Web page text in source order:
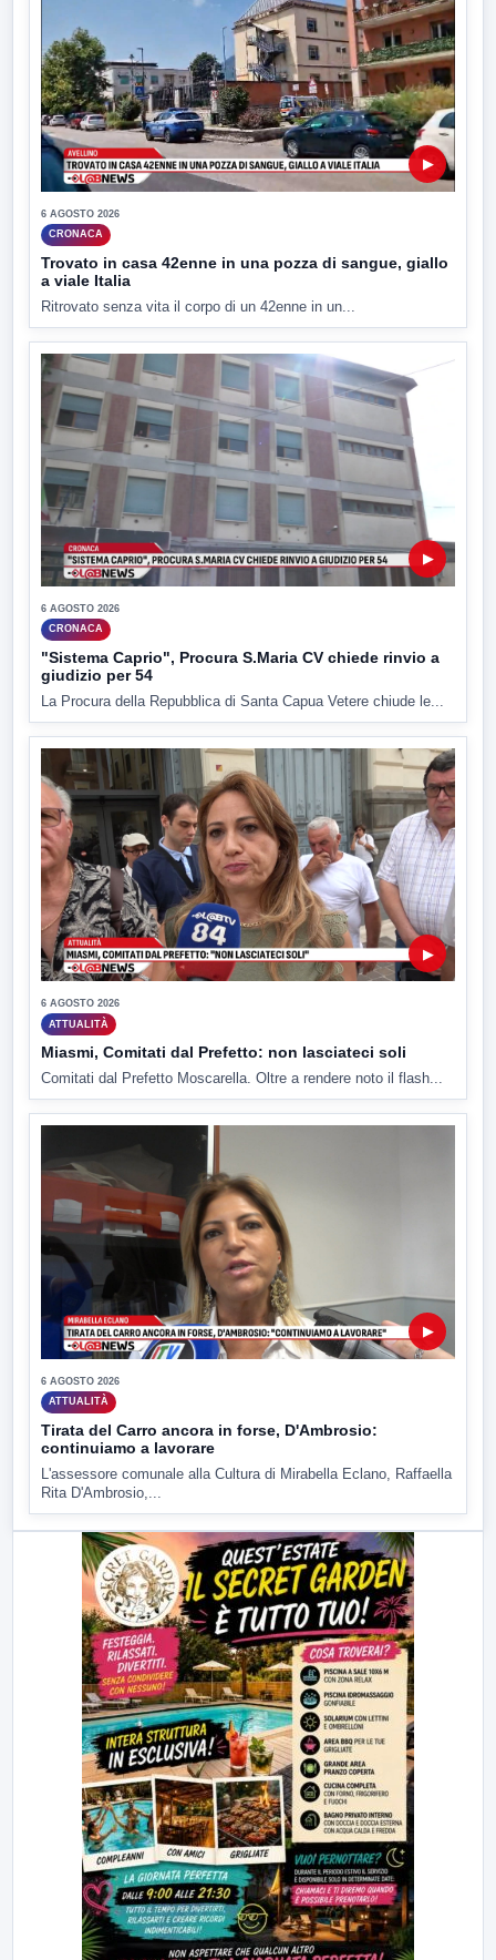
▶
6 AGOSTO 2026
CRONACA
Trovato in casa 42enne in una pozza di sangue, giallo
a viale Italia
Ritrovato senza vita il corpo di un 42enne in un...
▶
6 AGOSTO 2026
CRONACA
"Sistema Caprio", Procura S.Maria CV chiede rinvio a
giudizio per 54
La Procura della Repubblica di Santa Capua Vetere chiude le...
▶
6 AGOSTO 2026
ATTUALITÀ
Miasmi, Comitati dal Prefetto: non lasciateci soli
Comitati dal Prefetto Moscarella. Oltre a rendere noto il flash...
▶
6 AGOSTO 2026
ATTUALITÀ
Tirata del Carro ancora in forse, D'Ambrosio:
continuiamo a lavorare
L'assessore comunale alla Cultura di Mirabella Eclano, Raffaella
Rita D'Ambrosio,...